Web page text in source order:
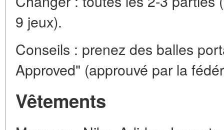
9 jeux).
Conseils : prenez des balles
Approved" (approuvé par la
Vêtements